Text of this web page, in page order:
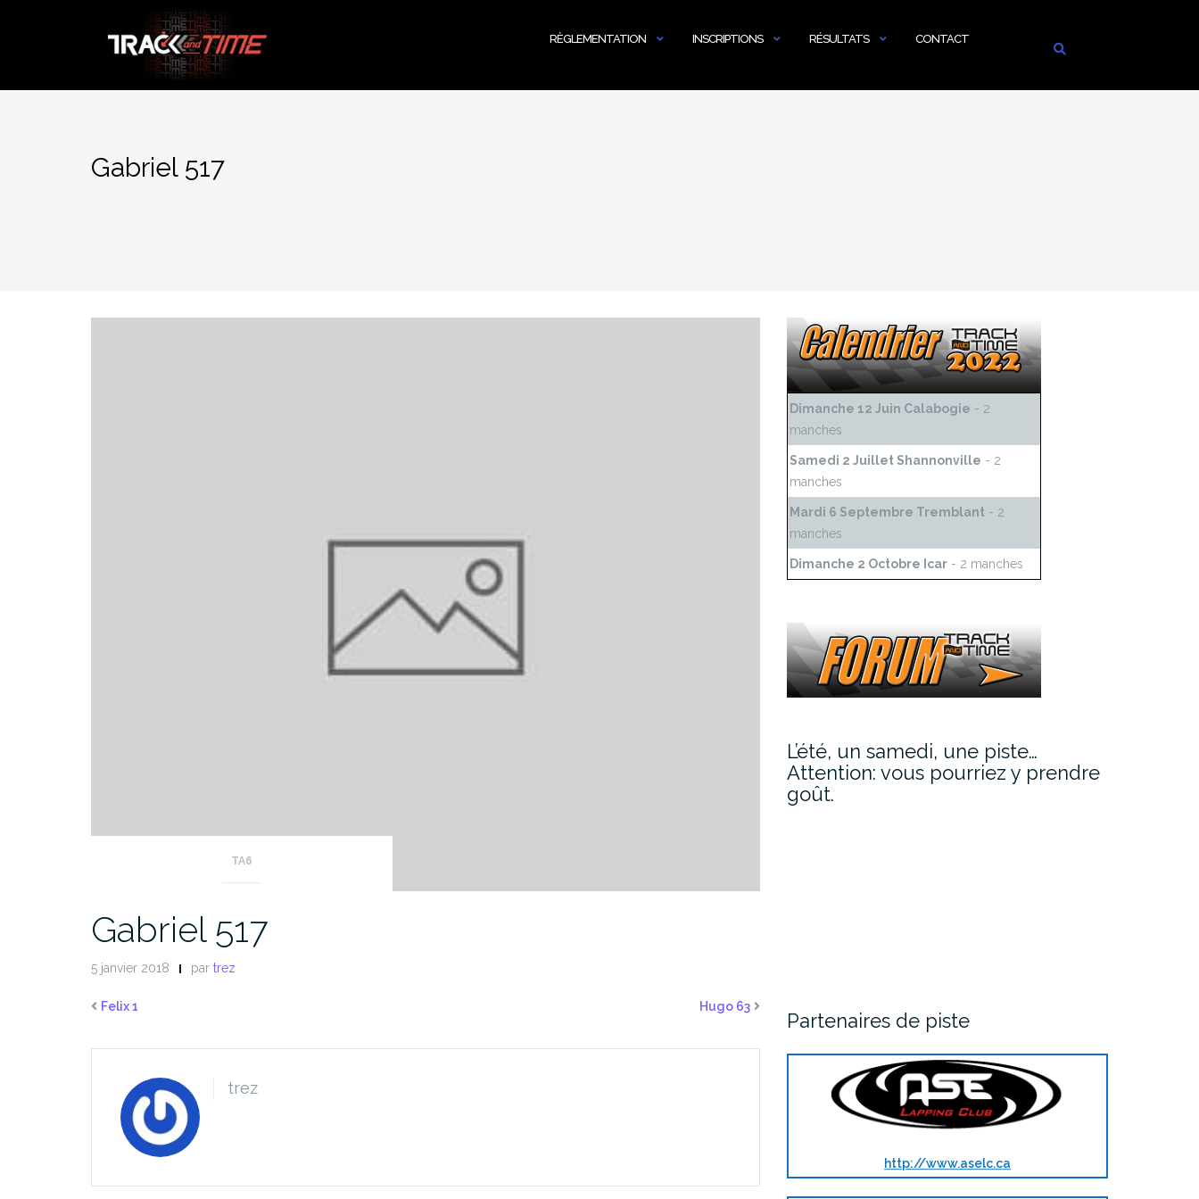
RÈGLEMENTATION INSCRIPTIONS RÉSULTATS CONTACT
Gabriel 517
TA6
Gabriel 517
5 janvier 2018 par trez
Felix 1 Hugo 63
trez
Dimanche 12 Juin Calabogie - 2
manches
Samedi 2 Juillet Shannonville - 2
manches
Mardi 6 Septembre Tremblant - 2
manches
Dimanche 2 Octobre Icar - 2 manches
L’été, un samedi, une piste…
Attention: vous pourriez y prendre
goût.
Partenaires de piste
http://www.aselc.ca